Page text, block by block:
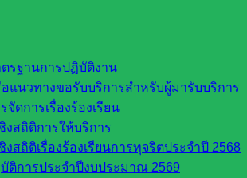
รฐานการปฏิบัติงาน
แนวทางขอรับบริการสำหรับผู้มารับบริการ
จัดการเรื่องร้องเรียน
งสถิติการให้บริการ
งสถิติเรื่องร้องเรียนการทุจริตประจำปี 2568
ติการประจำปีงบประมาณ 2569